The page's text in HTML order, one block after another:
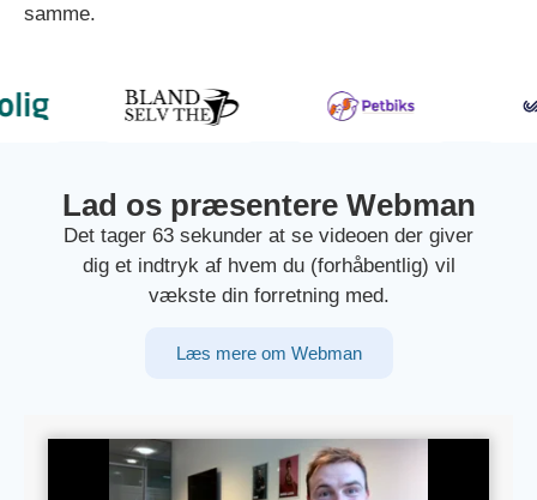
samme.
Lad os præsentere Webman
Det tager 63 sekunder at se videoen der giver
dig et indtryk af hvem du (forhåbentlig) vil
vækste din forretning med.
Læs mere om Webman